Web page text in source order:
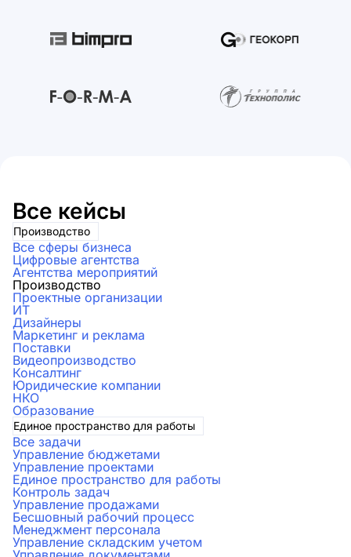
Все кейсы
Производство
Все сферы бизнеса
Цифровые агентства
Агентства мероприятий
Производство
Проектные организации
ИТ
Дизайнеры
Маркетинг и реклама
Поставки
Видеопроизводство
Консалтинг
Юридические компании
НКО
Образование
Единое пространство для работы
Все задачи
Управление бюджетами
Управление проектами
Единое пространство для работы
Контроль задач
Управление продажами
Бесшовный рабочий процесс
Менеджмент персонала
Управление складским учетом